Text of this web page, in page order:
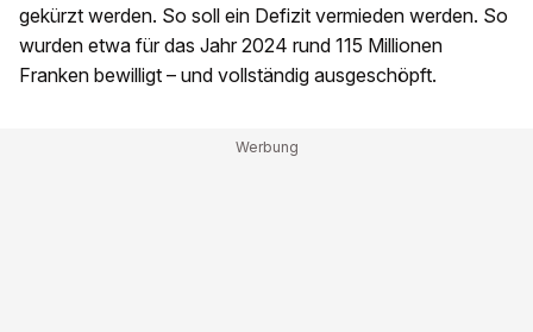
gekürzt werden. So soll ein Defizit vermieden werden. So
wurden etwa für das Jahr 2024 rund 115 Millionen
Franken bewilligt – und vollständig ausgeschöpft.